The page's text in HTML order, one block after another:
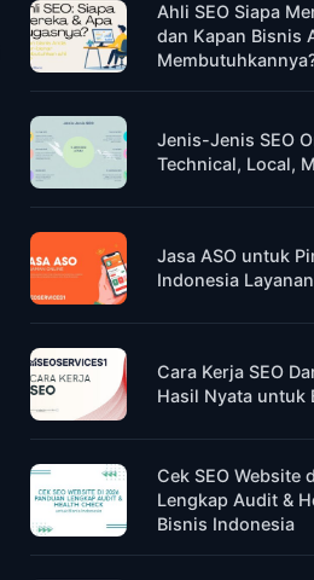
Ahli SEO Siapa
dan Kapan Bisnis
Jenis-Jenis SEO
Technical, Local,
Jasa ASO untuk
Indonesia
Cara Kerja SEO
Hasil Nyata untuk
Cek SEO Website
Lengkap Audit &
Bisnis Indonesia